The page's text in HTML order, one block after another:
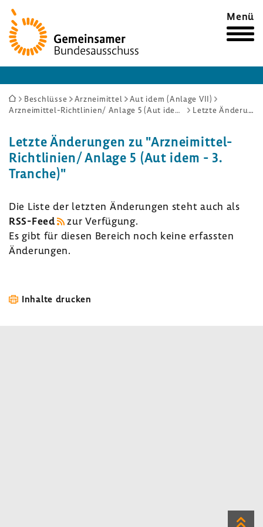
Zur
Startseite
Menü
Sie
sind
Beschlüsse Arzneimittel
Aut idem (Anlage VII)
Arzneimittel-Richtlinien/ Anlage 5 (Aut idem - 3. Tranche)
Letzte Änderungen
Letzte Ände­rungen zu "Arzneimittel-​
Richtlinien/ Anlage 5 (Aut idem - 3.
Tranche)"
Die Liste der letzten Ände­rungen steht auch als
RSS-​Feed
zur Verfü­gung.
Es gibt für diesen Bereich noch keine erfassten
Ände­rungen.
Inhalte drucken
Zum